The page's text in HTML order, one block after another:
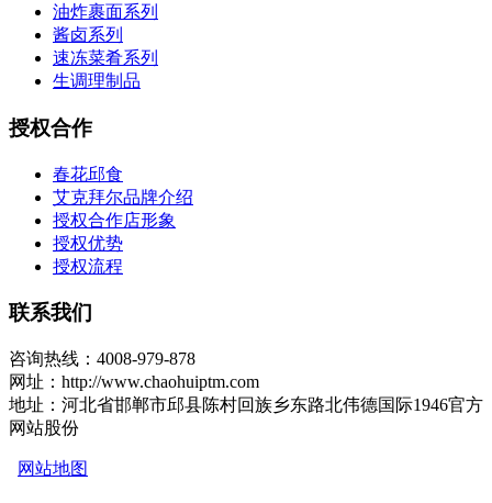
油炸裹面系列
酱卤系列
速冻菜肴系列
生调理制品
授权合作
春花邱食
艾克拜尔品牌介绍
授权合作店形象
授权优势
授权流程
联系我们
咨询热线：4008-979-878
网址：http://www.chaohuiptm.com
地址：河北省邯郸市邱县陈村回族乡东路北伟德国际1946官方
网站股份
网站地图